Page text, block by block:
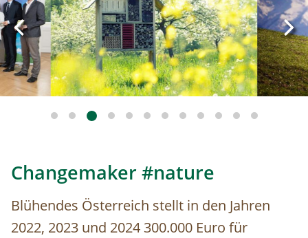
Changemaker #nature
Blühendes Österreich stellt in den Jahren
2022, 2023 und 2024 300.000 Euro für